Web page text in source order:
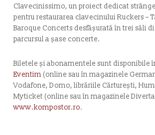
Clavecinissimo, un proiect dedicat
pentru restaurarea clavecinului Ruckers –
Baroque Concerts desfășurată în trei săli
parcursul a șase concerte.
Biletele și abonamentele sunt disponibile
Eventim (online sau în magazinele
Vodafone, Domo, librăriile Cărturești,
Myticket (online sau în magazinele
www.kompostor.ro.